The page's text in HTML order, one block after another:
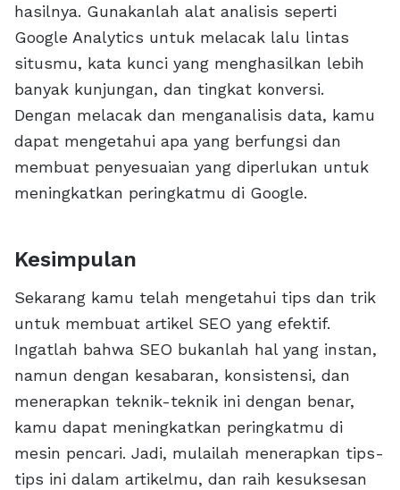
hasilnya. Gunakanlah alat analisis seperti
Google Analytics untuk melacak lalu lintas
situsmu, kata kunci yang menghasilkan lebih
banyak kunjungan, dan tingkat konversi.
Dengan melacak dan menganalisis data, kamu
dapat mengetahui apa yang berfungsi dan
membuat penyesuaian yang diperlukan untuk
meningkatkan peringkatmu di Google.
Kesimpulan
Sekarang kamu telah mengetahui tips dan trik
untuk membuat artikel SEO yang efektif.
Ingatlah bahwa SEO bukanlah hal yang instan,
namun dengan kesabaran, konsistensi, dan
menerapkan teknik-teknik ini dengan benar,
kamu dapat meningkatkan peringkatmu di
mesin pencari. Jadi, mulailah menerapkan tips-
tips ini dalam artikelmu, dan raih kesuksesan